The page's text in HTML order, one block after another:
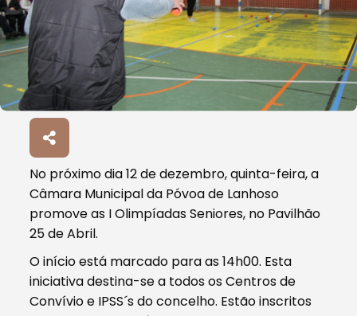
Filtros
No próximo dia 12 de dezembro, quinta-feira, a
Câmara Municipal da Póvoa de Lanhoso
promove as I Olimpíadas Seniores, no Pavilhão
25 de Abril.
O início está marcado para as 14h00. Esta
iniciativa destina-se a todos os Centros de
Convívio e IPSS´s do concelho. Estão inscritos